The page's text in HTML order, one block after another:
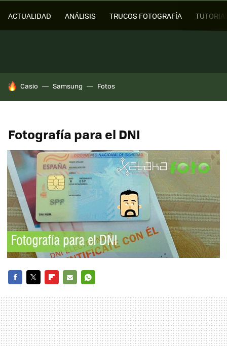
ACTUALIDAD ANÁLISIS TRUCOS FOTOGRAFÍA
HOY SE HABLA DE
Casio Samsung Fotos
Fotografía para el DNI
MAIL